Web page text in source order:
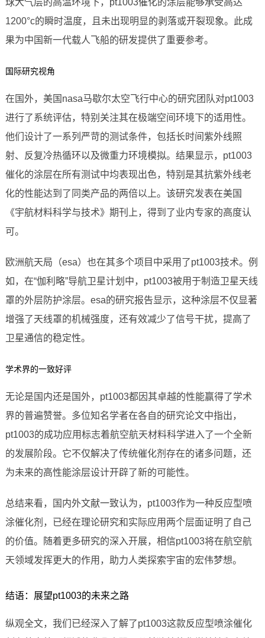
球大气层的高温环境下，pt1003催化的涂层能够承受高达
1200°c的瞬时温度，且未出现明显的剥落或开裂现象。此成
果为中国新一代载人飞船的研发提供了重要参考。
国际研究视角
在国外，美国nasa马歇尔太空飞行中心的研究团队对pt1003
进行了系统评估，特别关注其在极端空间环境下的适用性。
他们设计了一系列严苛的测试条件，包括长时间紫外线照
射、反复冷热循环以及微重力环境模拟。结果显示，pt1003
催化的涂层在所有测试中均表现出色，特别是其抗紫外线老
化的性能达到了同类产品的两倍以上。该研究发表在美国
《宇航材料科学与技术》期刊上，得到了业内专家的高度认
可。
欧洲航天局（esa）也在其多个项目中采用了pt1003技术。例
如，在“伽利略”导航卫星计划中，pt1003被用于制造卫星天线
罩的外层防护涂层。esa的研究报告显示，这种涂层不仅显著
增强了天线罩的机械强度，还有效减少了信号干扰，提高了
卫星通信的稳定性。
学术界的一致好评
无论是国内还是国外，pt1003都因其卓越的性能赢得了学术
界的普遍赞誉。多位知名学者在各自的研究论文中指出，
pt1003的成功应用标志着航空航天材料科学进入了一个全新
的发展阶段。它不仅解决了传统催化剂存在的诸多问题，还
为未来的高性能涂层设计开辟了新的可能性。
总结来看，国内外文献一致认为，pt1003作为一种反应型喷
涂催化剂，已经在理论研究和实际应用两个层面证明了自己
的价值。随着更多研究的深入开展，相信pt1003将在航空航
天领域发挥更大的作用，助力人类探索宇宙的宏伟梦想。
结语：展望pt1003的未来之路
纵观全文，我们已经深入了解了pt1003这款反应型喷涂催化